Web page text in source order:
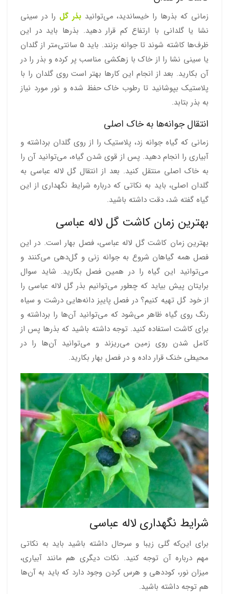
زمانی که بذرها را خیساندید، می‌توانیدبذر گل را در سینی
نشا یا گلدانی با ارتفاع کم قرار دهید. بذرها باید در این
ظرف‌ها کاشته شوند تا جوانه بزنند. باید ۵ سانتی‌متر از گلدان
یا سینی نشا را از خاک با زهکشی مناسب پر کرده و بذر را در
آن بکارید. بعد از انجام این کارها بهتر است روی گلدان را با
پلاستیک بپوشانید تا رطوب خاک حفظ شده و نور مورد نیاز
به بذر بتابد.
انتقال جوانه‌ها به خاک اصلی
زمانی که گیاه جوانه زد، پلاستیک را از روی گلدان برداشته و
آبیاری را انجام دهید. پس از قوی شدن گیاه، می‌توانید آن را
به خاک اصلی منتقل کنید. بعد از انتقال گل لاله عباسی به
گلدان اصلی، باید به نکاتی که درباره شرایط نگهداری از این
گیاه گفته شد، دقت داشته باشید.
بهترین زمان کاشت گل لاله عباسی
بهترین زمان کاشت گل لاله عباسی، فصل بهار است. در این
فصل همه گیاهان شروع به جوانه زنی و گل‌دهی می‌کنند و
می‌توانید این گیاه را در همین فصل بکارید. شاید سوال
برایتان پیش بیاید که چطور می‌توانیم بذر گل لاله عباسی را
از خود گل تهیه کنیم؟ در فصل پاییز دانه‌هایی درشت و سیاه
رنگ روی گیاه ظاهر می‌شود که می‌توانید آن‌ها را برداشته و
برای کاشت استفاده کنید. توجه داشته باشید که بذرها پس از
کامل شدن روی زمین می‌ریزند و می‌توانید آن‌ها را در
محیطی خنک قرار داده و در فصل بهار بکارید.
شرایط نگهداری لاله عباسی
برای این‌که گلی زیبا و سرحال داشته باشید باید به نکاتی
مهم درباره آن توجه کنید. نکات دیگری هم مانند آبیاری،
میزان نور، کوددهی و هرس کردن وجود دارد که باید به آن‌ها
هم توجه داشته باشید.